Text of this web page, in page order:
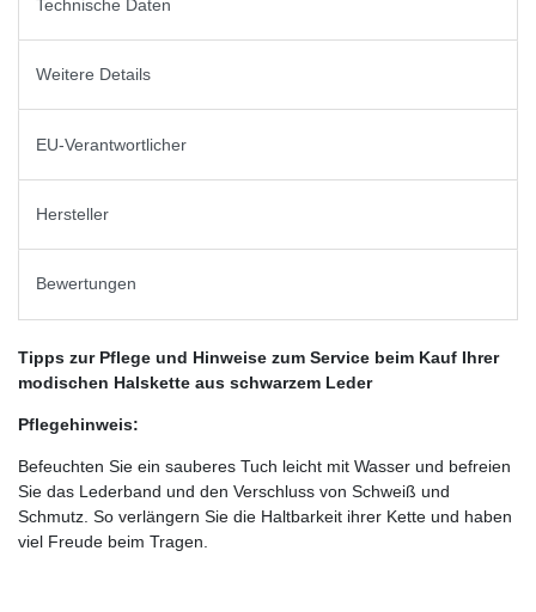
Technische Daten
Weitere Details
EU-Verantwortlicher
Hersteller
Bewertungen
Tipps zur Pflege und Hinweise zum Service beim Kauf Ihrer
modischen Halskette aus schwarzem Leder
Pflegehinweis:
Befeuchten Sie ein sauberes Tuch leicht mit Wasser und befreien
Sie das Lederband und den Verschluss von Schweiß und
Schmutz. So verlängern Sie die Haltbarkeit ihrer Kette und haben
viel Freude beim Tragen.